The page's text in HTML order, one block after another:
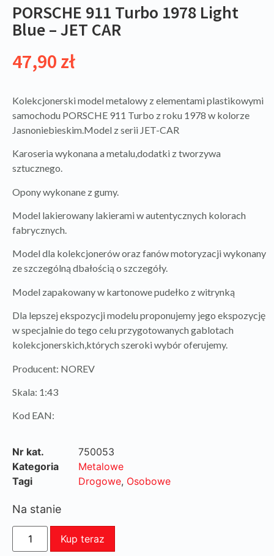
PORSCHE 911 Turbo 1978 Light
Blue – JET CAR
47,90 zł
Kolekcjonerski model metalowy z elementami plastikowymi
samochodu PORSCHE 911 Turbo z roku 1978 w kolorze
Jasnoniebieskim.Model z serii JET-CAR
Karoseria wykonana a metalu,dodatki z tworzywa
sztucznego.
Opony wykonane z gumy.
Model lakierowany lakierami w autentycznych kolorach
fabrycznych.
Model dla kolekcjonerów oraz fanów motoryzacji wykonany
ze szczególną dbałością o szczegóły.
Model zapakowany w kartonowe pudełko z witrynką
Dla lepszej ekspozycji modelu proponujemy jego ekspozycję
w specjalnie do tego celu przygotowanych gablotach
kolekcjonerskich,których szeroki wybór oferujemy.
Producent: NOREV
Skala: 1:43
Kod EAN:
Nr kat.
750053
Kategoria
Metalowe
Tagi
Drogowe, Osobowe
Na stanie
Kup teraz